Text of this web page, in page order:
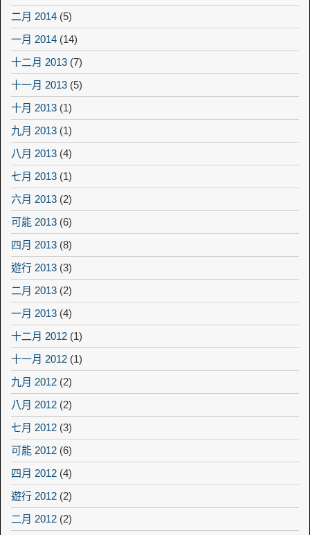
二月 2014 (5)
一月 2014 (14)
十二月 2013 (7)
十一月 2013 (5)
十月 2013 (1)
九月 2013 (1)
八月 2013 (4)
七月 2013 (1)
六月 2013 (2)
可能 2013 (6)
四月 2013 (8)
遊行 2013 (3)
二月 2013 (2)
一月 2013 (4)
十二月 2012 (1)
十一月 2012 (1)
九月 2012 (2)
八月 2012 (2)
七月 2012 (3)
可能 2012 (6)
四月 2012 (4)
遊行 2012 (2)
二月 2012 (2)